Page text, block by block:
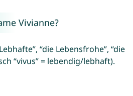
Vivianne?
“die Lebensfrohe”, “die
“vivus” = lebendig/lebhaft).